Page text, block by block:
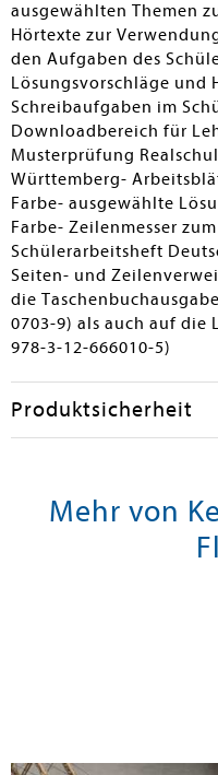
ausgewählten Themen
Hörtexte zur
den Aufgaben des
Lösungsvorschläge und
Schreibaufgaben im
Downloadbereich für
Musterprüfung
Württemberg-
Farbe- ausgewählte
Farbe- Zeilenmesser
Schülerarbeitsheft
Seiten- und
die
0703-9) als auch auf die
978-3-12-666010-5)
Produktsicherheit
Mehr von